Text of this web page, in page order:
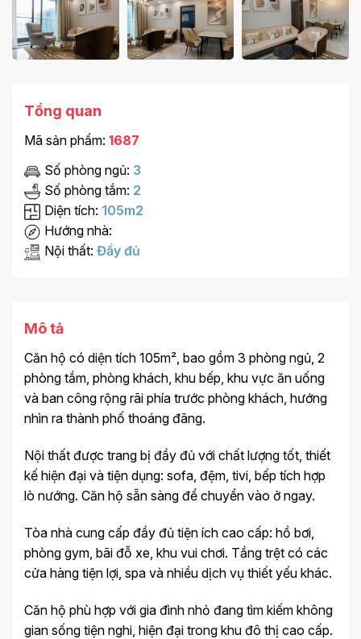
Tổng quan
Mã sản phẩm: 1687
Số phòng ngủ: 3
Số phòng tắm: 2
Diện tích: 105m2
Hướng nhà:
Nội thất: Đầy đủ
Mô tả
Căn hộ có diện tích 105m², bao gồm 3 phòng ngủ, 2
phòng tắm, phòng khách, khu bếp, khu vực ăn uống
và ban công rộng rãi phía trước phòng khách, hướng
nhìn ra thành phố thoáng đãng.
Nội thất được trang bị đầy đủ với chất lượng tốt, thiết
kế hiện đại và tiện dụng: sofa, đệm, tivi, bếp tích hợp
lò nướng. Căn hộ sẵn sàng để chuyển vào ở ngay.
Tòa nhà cung cấp đầy đủ tiện ích cao cấp: hồ bơi,
phòng gym, bãi đỗ xe, khu vui chơi. Tầng trệt có các
cửa hàng tiện lợi, spa và nhiều dịch vụ thiết yếu khác.
Căn hộ phù hợp với gia đình nhỏ đang tìm kiếm không
gian sống tiện nghi, hiện đại trong khu đô thị cao cấp.